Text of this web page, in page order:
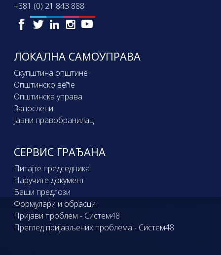
+381 (0) 21 843 888
ЛОКАЛНА САМОУПРАВА
Скупштина општине
Општинско веће
Општинска управа
Запослени
Јавни правобранилац
СЕРВИС ГРАЂАНА
Питајте председника
Наручите документ
Ваши предлози
Формулари и обрасци
Пријави проблем - Систем48
Преглед пријављених проблема - Систем48